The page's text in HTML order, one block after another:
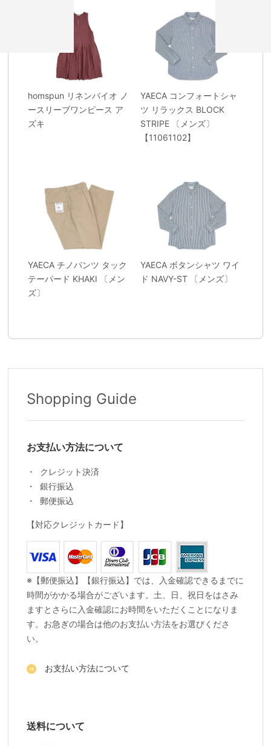
homspun リネンバイオ ノ
ースリーブワンピース ア
ズキ
YAECA コンフォートシャ
ツ リラックス BLOCK
STRIPE 〔メンズ〕
【11061102】
YAECA チノパンツ タック
テーパード KHAKI 〔メン
ズ〕
YAECA ボタンシャツ ワイ
ド NAVY-ST 〔メンズ〕
Shopping Guide
お支払い方法について
クレジット決済
銀行振込
郵便振込
【対応クレジットカード】
※【郵便振込】【銀行振込】では、入金確認できるまでに
時間がかかる場合がございます。土、日、祝日をはさみ
ますとさらに入金確認にお時間をいただくことになりま
す。お急ぎの場合は他のお支払い方法をお選びくださ
い。
お支払い方法について
送料について